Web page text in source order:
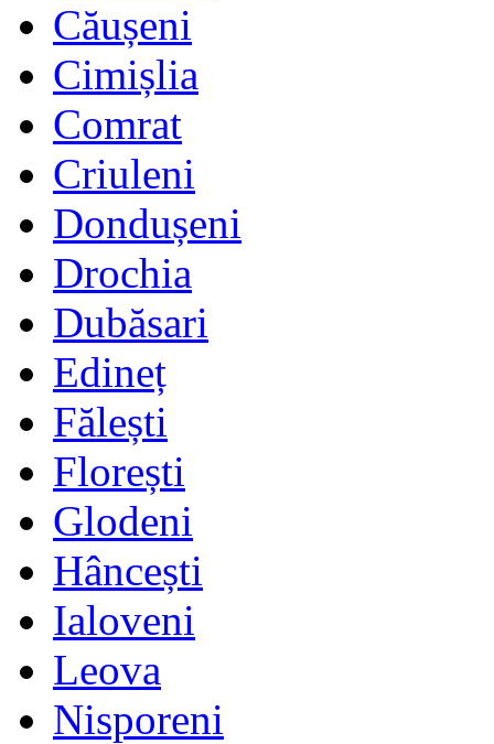
Căușeni
Cimișlia
Comrat
Criuleni
Dondușeni
Drochia
Dubăsari
Edineț
Fălești
Florești
Glodeni
Hâncești
Ialoveni
Leova
Nisporeni